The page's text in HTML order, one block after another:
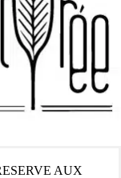
AUX